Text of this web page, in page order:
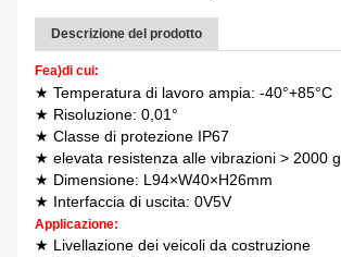
Descrizione del prodotto
Fea)di cui:
★ Temperatura di lavoro ampia: -40°+85°C
★ Risoluzione: 0,01°
★ Classe di protezione IP67
★ elevata resistenza alle vibrazioni > 2000 g
★ Dimensione: L94×W40×H26mm
★ Interfaccia di uscita: 0V5V
Applicazione:
★ Livellazione dei veicoli da costruzione